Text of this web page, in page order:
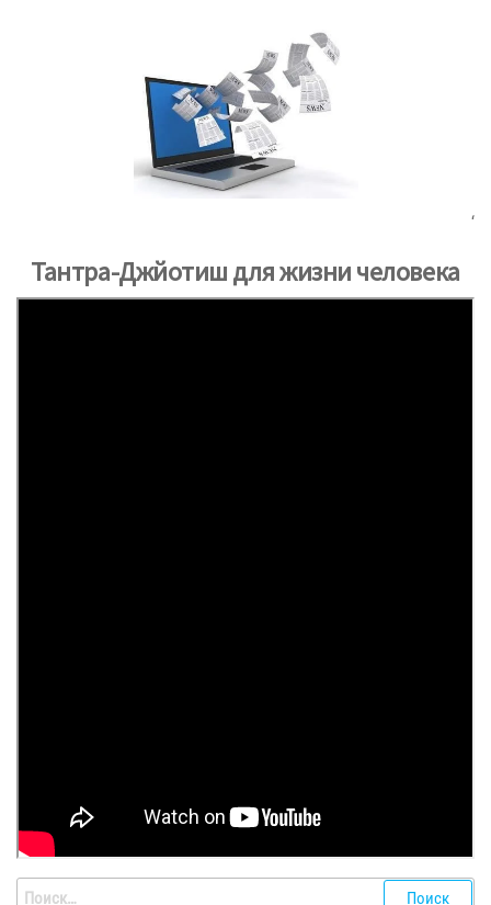
‘
Тантра-Джйотиш для жизни человека
Найти: